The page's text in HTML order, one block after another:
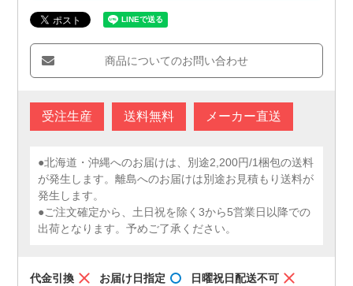
商品についてのお問い合わせ
受注生産 送料無料 メーカー直送
●北海道・沖縄へのお届けは、別途2,200円/1梱包の送料
が発生します。離島へのお届けは別途お見積もり送料が
発生します。
●ご注文確定から、土日祝を除く3から5営業日以降での
出荷となります。予めご了承ください。
代金引換 お届け日指定
日曜祝日配送不可